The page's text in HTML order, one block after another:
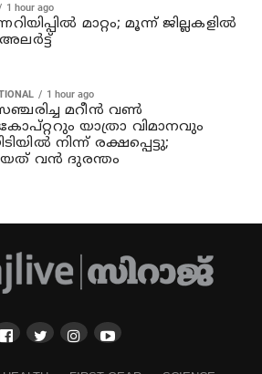
1 hour ago
മാറ്റം; മൂന്ന് ജില്ലകളില്‍
1 hour ago
മറീൻ വൺ
യാത്രാ വിമാനവും
നിന്ന് രക്ഷപ്പെട്ടു;
വൻ ദുരന്തം